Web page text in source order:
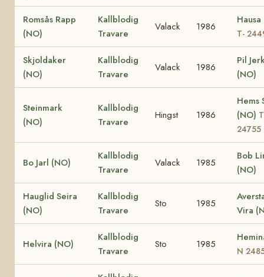
Romsås Rapp
(NO)
Kallblodig
Travare
Valack 1986
T-
Skjoldaker
(NO)
Kallblodig
Travare
Valack 1986
Pil
(NO)
Steinmark
(NO)
Kallblodig
Travare
Hingst 1986
Hems
(NO)
24755
Bo Jarl (NO)
Kallblodig
Travare
Valack 1985
Bob
(NO)
Hauglid Seira
(NO)
Kallblodig
Travare
Sto 1985
Vira
Helvira (NO)
Kallblodig
Travare
Sto 1985
N